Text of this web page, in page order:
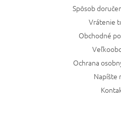
Spôsob
Vrátenie
Obchodné
Ochrana
Napíšte